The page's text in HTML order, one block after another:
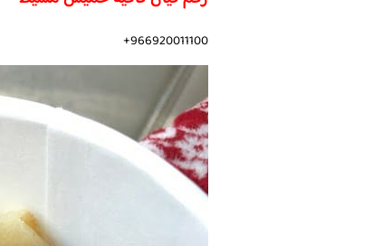
966920011100+